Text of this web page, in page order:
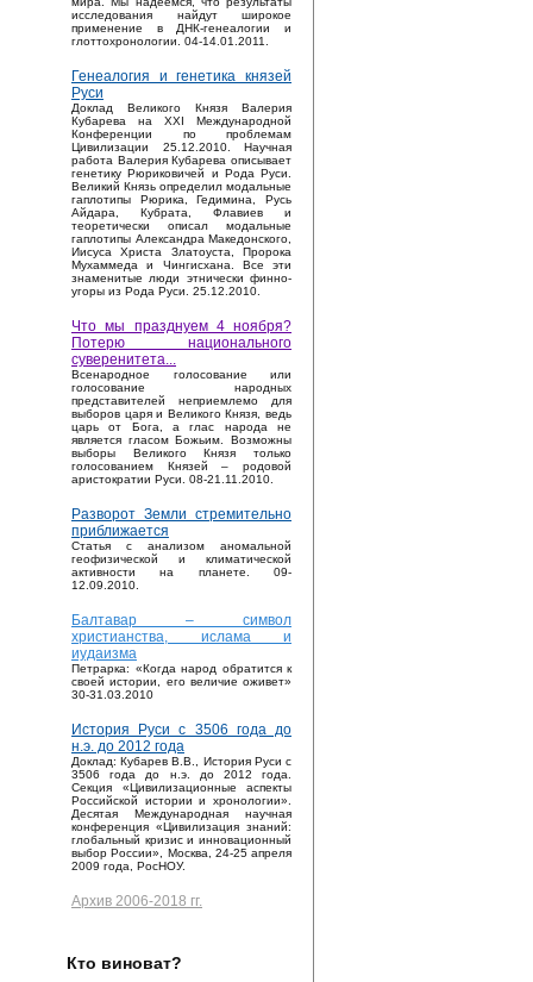
исследования найдут широкое
применение в ДНК-генеалогии и
глоттохронологии. 04-14.01.2011.
Генеалогия и генетика князей
Руси
Доклад Великого Князя Валерия
Кубарева на XXI Международной
Конференции по проблемам
Цивилизации 25.12.2010. Научная
работа Валерия Кубарева описывает
генетику Рюриковичей и Рода Руси.
Великий Князь определил модальные
гаплотипы Рюрика, Гедимина, Русь
Айдара, Кубрата, Флавиев и
теоретически описал модальные
гаплотипы Александра Македонского,
Иисуса Христа Златоуста, Пророка
Мухаммеда и Чингисхана. Все эти
знаменитые люди этнически финно-
угоры из Рода Руси. 25.12.2010.
Что мы празднуем 4 ноября?
Потерю национального
суверенитета...
Bсенародное голосование или
голосование народных
представителей неприемлемо для
выборов царя и Великого Князя, ведь
царь от Бога, а глас народа не
является гласом Божьим. Возможны
выборы Великого Князя только
голосованием Князей – родовой
аристократии Руси. 08-21.11.2010.
Разворот Земли стремительно
приближается
Статья с анализом аномальной
геофизической и климатической
активности на планете. 09-
12.09.2010.
Балтавар – символ
христианства, ислама и
иудаизма
Петрарка: «Когда народ обратится к
своей истории, его величие оживет»
30-31.03.2010
История Руси с 3506 года до
н.э. до 2012 года
Доклад: Кубарев В.В., История Руси с
3506 года до н.э. до 2012 года.
Секция «Цивилизационные аспекты
Российской истории и хронологии».
Десятая Международная научная
конференция «Цивилизация знаний:
глобальный кризис и инновационный
выбор России», Москва, 24-25 апреля
2009 года, РосНОУ.
Архив 2006-2018 гг.
Кто виноват?